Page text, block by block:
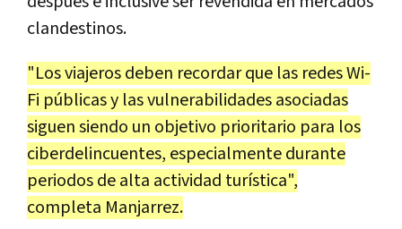
clandestinos.
"Los viajeros deben recordar que las redes Wi-
Fi públicas y las vulnerabilidades asociadas
siguen siendo un objetivo prioritario para los
ciberdelincuentes, especialmente durante
periodos de alta actividad turística",
completa Manjarrez.